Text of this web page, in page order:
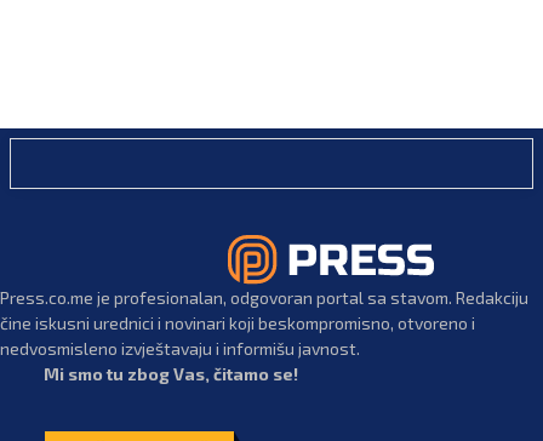
Press.co.me je profesionalan, odgovoran portal sa stavom. Redakciju
čine iskusni urednici i novinari koji beskompromisno, otvoreno i
nedvosmisleno izvještavaju i informišu javnost.
Mi smo tu zbog Vas, čitamo se!